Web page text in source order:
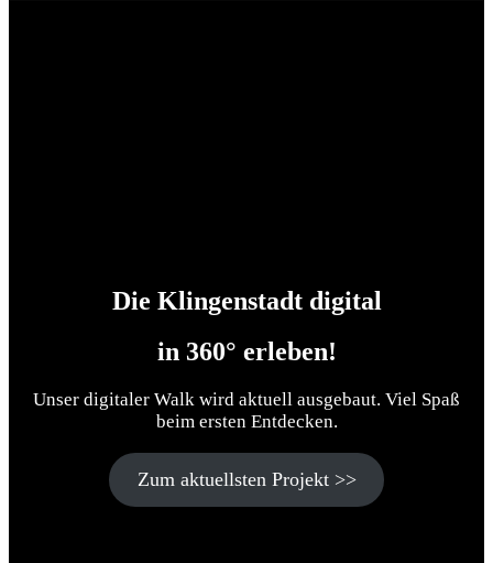
Die Klingenstadt digital
in 360° erleben!
Unser digitaler Walk wird aktuell ausgebaut. Viel Spaß
beim ersten Entdecken.
Zum aktuellsten Projekt >>